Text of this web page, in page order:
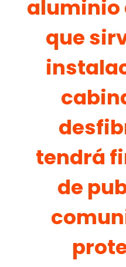
aluminio
que
tendrá
de